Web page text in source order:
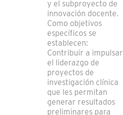
y el subproyecto de
innovación docente.
Como objetivos
específicos se
establecen:
Contribuir a impulsar
el liderazgo de
proyectos de
investigación clínica
que les permitan
generar resultados
preliminares para